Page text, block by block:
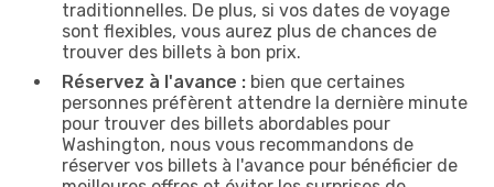
traditionnelles. De plus, si vos dates de voyage
sont flexibles, vous aurez plus de chances de
trouver des billets à bon prix.
Réservez à l'avance : bien que certaines
personnes préfèrent attendre la dernière minute
pour trouver des billets abordables pour
Washington, nous vous recommandons de
réserver vos billets à l'avance pour bénéficier de